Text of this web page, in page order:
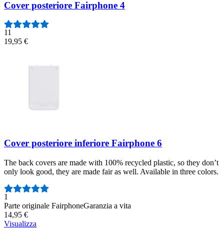
Cover posteriore Fairphone 4
11
19,95 €
Cover posteriore inferiore Fairphone 6
The back covers are made with 100% recycled plastic, so they don’t
only look good, they are made fair as well. Available in three colors.
Numero di recensioni:
1
Parte originale FairphoneGaranzia a vita
14,95 €
Visualizza